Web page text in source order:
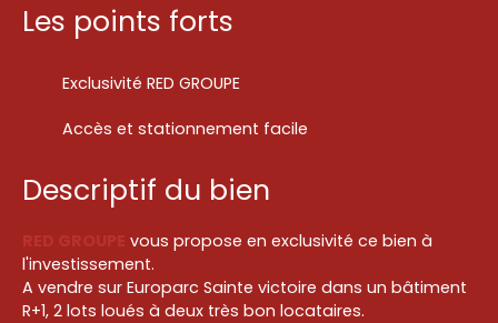
Les points forts
Exclusivité RED GROUPE
Accès et stationnement facile
Descriptif du bien
vous propose en exclusivité ce bien à
l'investissement.
A vendre sur Europarc Sainte victoire dans un bâtiment
R+1, 2 lots loués à deux très bon locataires.